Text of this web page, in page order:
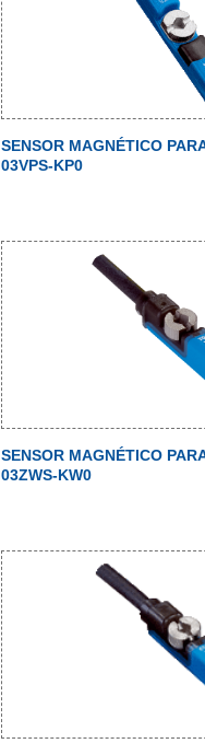
SENSOR MAGNÉTICO
03VPS-KP0
SENSOR MAGNÉTICO
03ZWS-KW0